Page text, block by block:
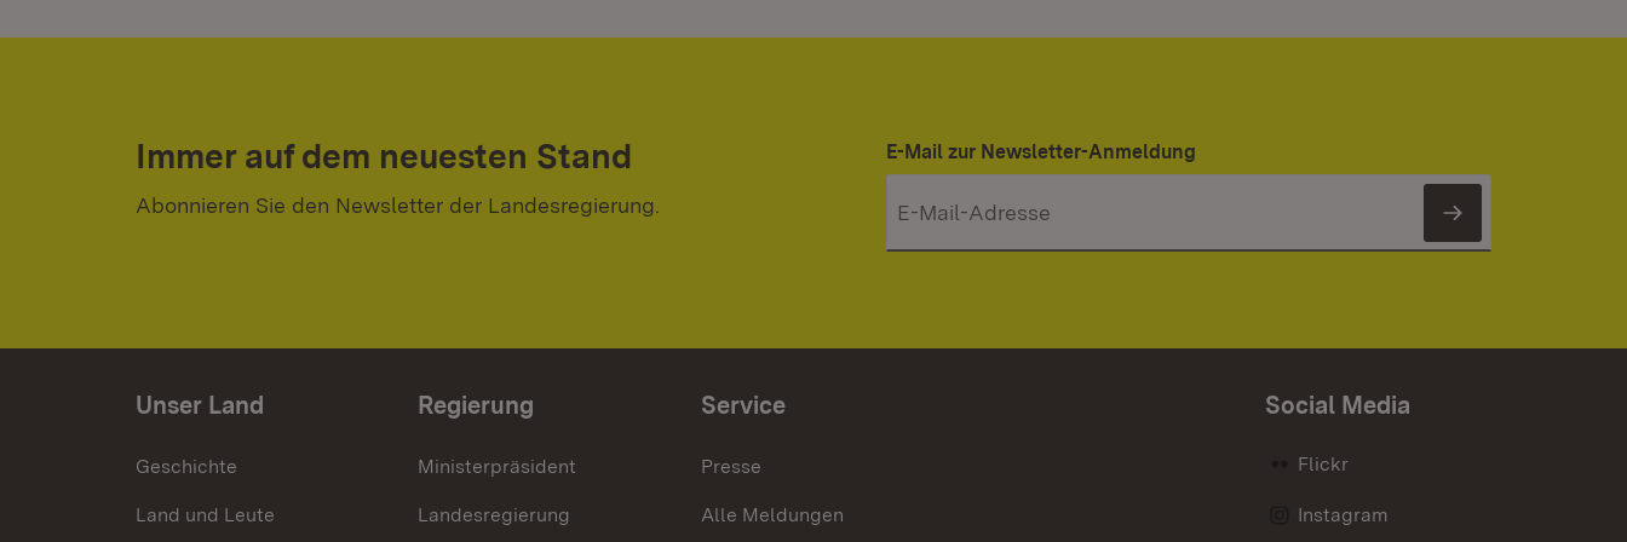
Immer auf dem neuesten Stand
Abonnieren Sie den Newsletter der Landesregierung.
E-Mail zur Newsletter-Anmeldung
Newsletter
Unser Land
Geschichte
Land und Leute
Regierung
Ministerpräsident
Landesregierung
Service
Presse
Alle Meldungen
Social Media
Flickr
Instagram